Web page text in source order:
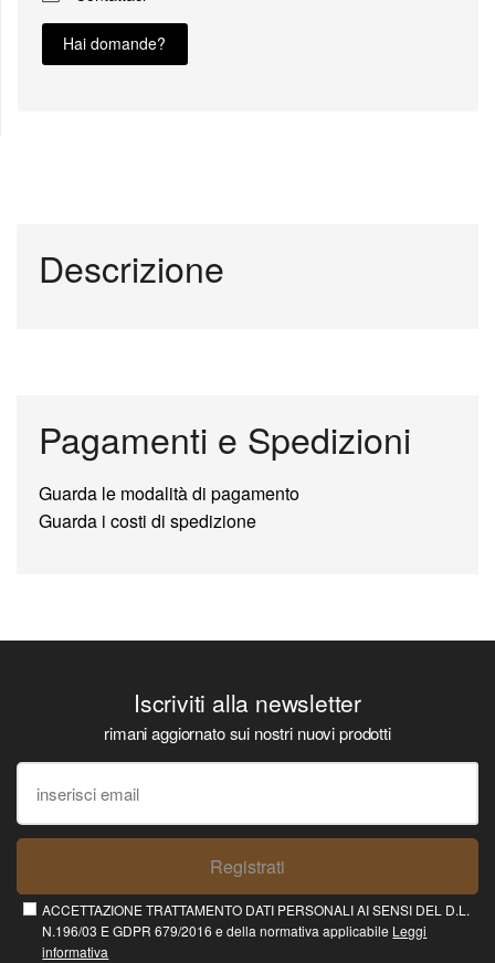
Hai domande?
Descrizione
Pagamenti e Spedizioni
Guarda le modalità di pagamento
Guarda i costi di spedizione
Iscriviti alla newsletter
rimani aggiornato sui nostri nuovi prodotti
Registrati
ACCETTAZIONE TRATTAMENTO DATI PERSONALI AI SENSI DEL D.L.
N.196/03 E GDPR 679/2016 e della normativa applicabile Leggi
informativa